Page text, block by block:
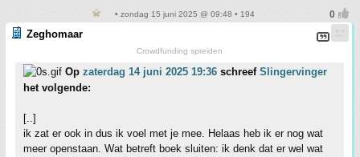
• zondag 15 juni 2025 @ 09:48 • 194
Zeghomaar
Crowdfunding spreiden
Op zaterdag 14 juni 2025 19:36 schreef Slingervinger
het volgende:
[..]
ik zat er ook in dus ik voel met je mee. Helaas heb ik er nog wat
meer openstaan. Wat betreft boek sluiten: ik denk dat er wel wat